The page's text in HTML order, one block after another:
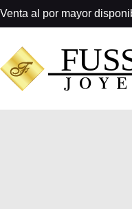
al
contenido
Venta al por mayor